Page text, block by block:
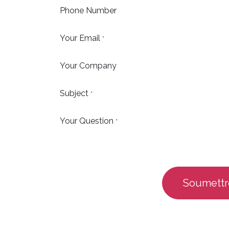
Phone Number
Your Email *
Your Company
Subject *
Your Question *